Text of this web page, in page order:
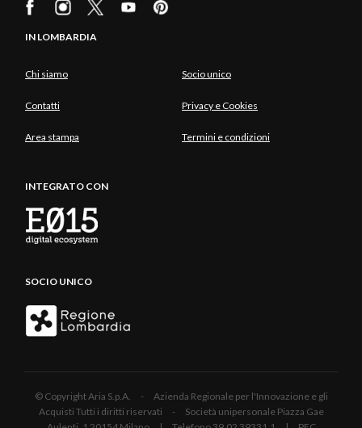
IN LOMBARDIA
Chi siamo Socio unico
Contatti Privacy e Cookies
Area stampa Termini e condizioni
INTEGRATO CON
SOCIO UNICO
© Copyright Aria S.p.A. - Azienda Regionale per l'Innovazione e gli
Acquisti Tutti i diritti riservati - Società unipersonale Piazza Gae